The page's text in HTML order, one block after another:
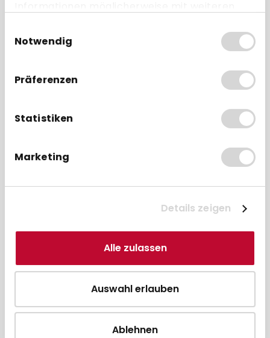
haben oder die sie im Rahmen Ihrer Nutzung
der Dienste gesammelt haben.
Notwendig
Präferenzen
Statistiken
Marketing
Details zeigen
Alle zulassen
Auswahl erlauben
Ablehnen